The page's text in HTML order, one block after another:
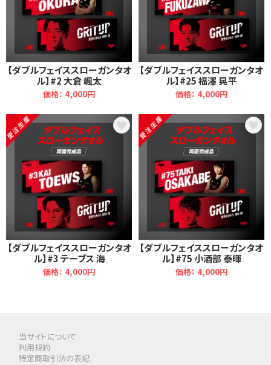
【ダブルフェイススローガンタオ
ル】#2 大倉 颯太
価格： 4,000円
【ダブルフェイススローガンタオ
ル】#25 福澤 晃平
価格： 4,000円
【ダブルフェイススローガンタオ
ル】#3 テーブス 海
価格： 4,000円
【ダブルフェイススローガンタオ
ル】#75 小酒部 泰暉
価格： 4,000円
当サイトについて
利用規約
特定商取引法の表記